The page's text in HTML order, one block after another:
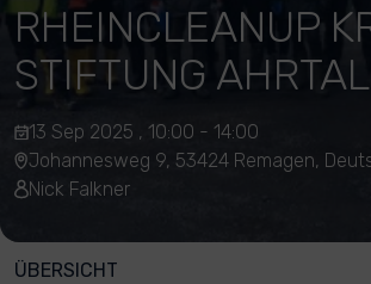
RHEINCLEANUP
STIFTUNG AHRTAL
13 Sep 2025 , 10:00 - 14:00
Johannesweg 9, 53424 Remagen,
Nick Falkner
ÜBERSICHT